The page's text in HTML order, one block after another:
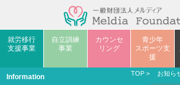
就労移行
支援事業
自立訓練
事業
カウンセ
リング
青少年
スポーツ支
援
Information TOP > お知ら